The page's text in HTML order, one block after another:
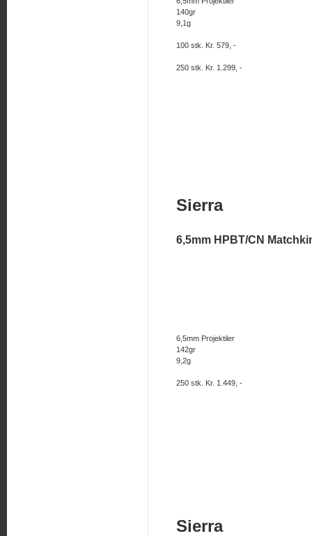
140gr
9,1g
100 stk. Kr. 579, -
250 stk. Kr. 1.299, -
Sierra
6,5mm HPBT/CN
6,5mm Projektiler
142gr
9,2g
250 stk. Kr. 1.449, -
Sierra